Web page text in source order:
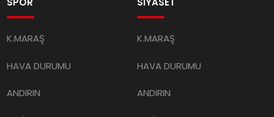
K.MARAŞ
HAVA DURUMU
ANDIRIN
K.MARAŞ
HAVA DURUMU
ANDIRIN